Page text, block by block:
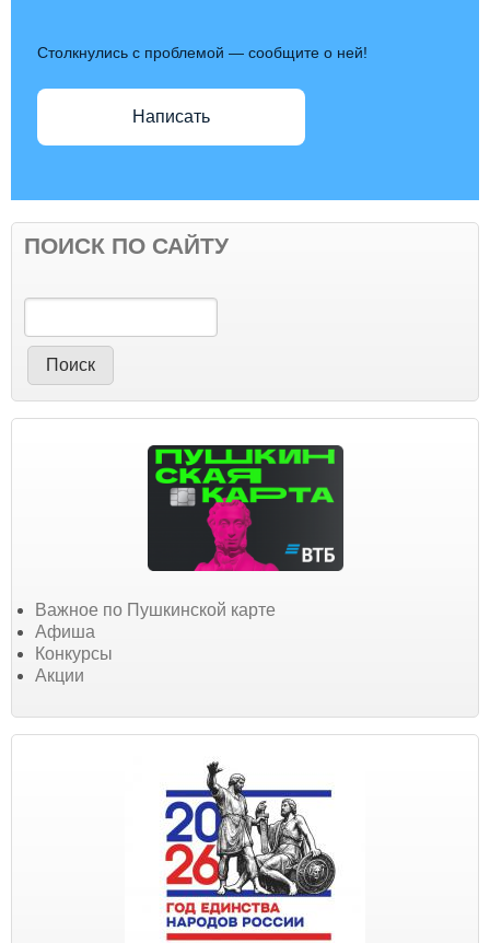
Столкнулись с проблемой — сообщите о ней!
Написать
ПОИСК ПО САЙТУ
Поиск
Важное по Пушкинской карте
Афиша
Конкурсы
Акции